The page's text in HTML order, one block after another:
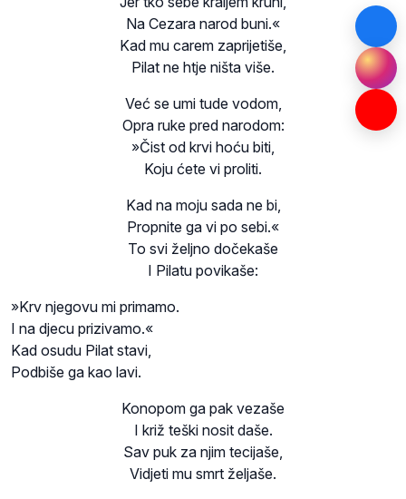
Na Cezara narod buni.«
Kad mu carem zaprijetiše,
Pilat ne htje ništa više.
Već se umi tude vodom,
Opra ruke pred narodom:
»Čist od krvi hoću biti,
Koju ćete vi proliti.
Kad na moju sada ne bi,
Propnite ga vi po sebi.«
To svi željno dočekaše
I Pilatu povikaše:
»Krv njegovu mi primamo.
I na djecu prizivamo.«
Kad osudu Pilat stavi,
Podbiše ga kao lavi.
Konopom ga pak vezaše
I križ teški nosit daše.
Sav puk za njim tecijaše,
Vidjeti mu smrt željaše.